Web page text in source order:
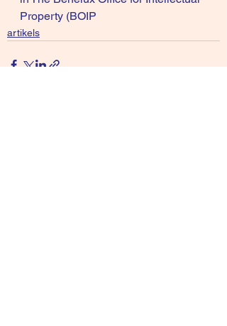
Property (BOIP
artikels